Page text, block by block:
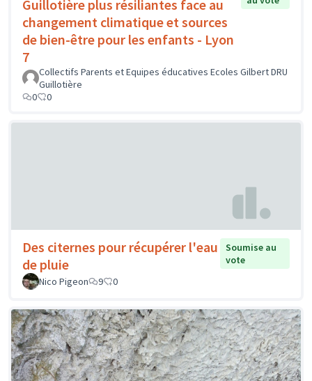
Guillotière plus résiliantes face au
changement climatique et sources
de bien-être pour les enfants - Lyon
7
Collectifs Parents et Equipes éducatives Ecoles Gilbert DRU
Guillotière
0
0
Des citernes pour récupérer l'eau
de pluie
Soumise au
vote
Nico Pigeon
9 0